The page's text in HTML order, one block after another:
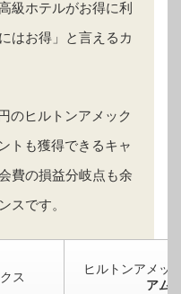
級ホテルがお得に利
はお得」と言えるカ
のヒルトンアメック
トも獲得できるキャ
費の損益分岐点も余
スです。
ス
ヒルトンアメッ
アム